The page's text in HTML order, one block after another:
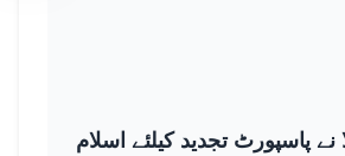
نے پاسپورٹ تجدید کیلئے اسلام